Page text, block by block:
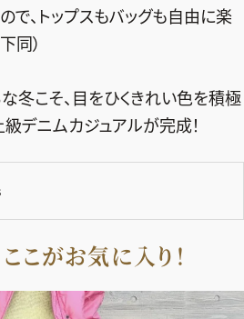
プレミアム通販
で、トップスもバッグも自由に楽
同）
冬こそ、目をひくきれい色を積極
デニムカジュアルが完成！
こがお気に入り！